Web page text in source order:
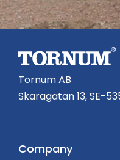
Tornum AB
Skaragatan 13, SE-
Company